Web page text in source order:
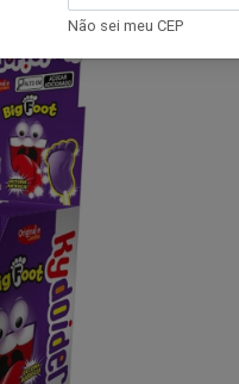
Não sei meu CEP